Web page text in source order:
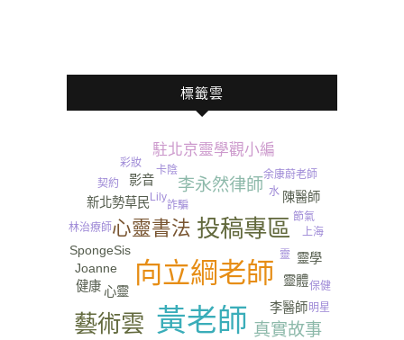
標籤雲
黃老師
向立綱老師
投稿專區
藝術雲
心靈書法
李永然律師
真實故事
駐北京靈學觀小編
心靈
李醫師
靈體
Joanne
新北勢草民
靈學
SpongeSis
影音
健康
陳醫師
林治療師
保健
上海
Lily
余康蔚老師
彩妝
明星
詐騙
靈
契約
卡陰
節氣
水